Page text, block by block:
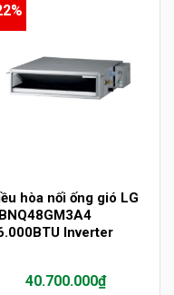
hòa nối ống gió LG
Inverter
40.700.000₫